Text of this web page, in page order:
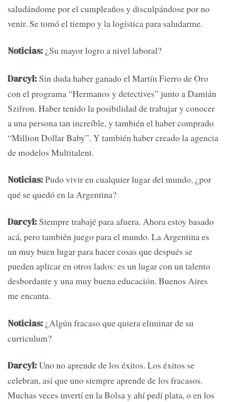
saludándome por el cumpleaños y disculpándose por no
venir. Se tomó el tiempo y la logística para saludarme.
Noticias: ¿Su mayor logro a nivel laboral?
Darcyl:Sin duda haber ganado el Martín Fierro de Oro
con el programa “Hermanos y detectives” junto a Damián
Szifron. Haber tenido la posibilidad de trabajar y conocer
a una persona tan increíble, y también el haber comprado
“Million Dollar Baby”. Y también haber creado la agencia
de modelos Multitalent.
Noticias:Pudo vivir en cualquier lugar del mundo, ¿por
qué se quedó en la Argentina?
Darcyl:Siempre trabajé para afuera. Ahora estoy basado
acá, pero también juego para el mundo. La Argentina es
un muy buen lugar para hacer cosas que después se
pueden aplicar en otros lados: es un lugar con un talento
desbordante y una muy buena educación. Buenos Aires
me encanta.
Noticias: ¿Algún fracaso que quiera eliminar de su
curriculum?
Darcyl:Uno no aprende de los éxitos. Los éxitos se
celebran, así que uno siempre aprende de los fracasos.
Muchas veces invertí en la Bolsa y ahí pedí plata, o en los